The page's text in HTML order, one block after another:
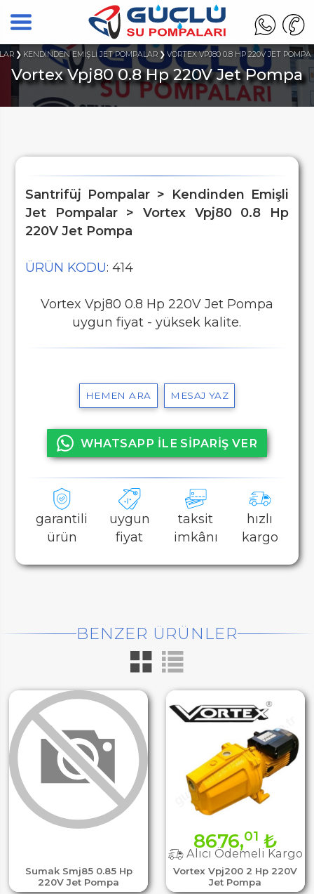
KENDİNDEN EMİŞLİ JET POMPALAR VORTEX VPJ80 0.8 HP 220V JET POMPA
Vortex Vpj80 0.8 Hp 220V Jet Pompa
Santrifüj Pompalar > Kendinden Emişli
Jet Pompalar > Vortex Vpj80 0.8 Hp
220V Jet Pompa
ÜRÜN KODU: 414
Vortex Vpj80 0.8 Hp 220V Jet Pompa
uygun fiyat - yüksek kalite.
HEMEN ARA MESAJ YAZ
WHATSAPP İLE SİPARİŞ VER
garantili
ürün
uygun
fiyat
taksit
imkânı
hızlı
kargo
BENZER ÜRÜNLER
Sumak Smj85 0.85 Hp
220V Jet Pompa
Vortex Vpj200 2 Hp 220V
Jet Pompa
8676,01 ₺
Alıcı Ödemeli Kargo